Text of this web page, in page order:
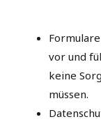
vor und
keine
müssen.